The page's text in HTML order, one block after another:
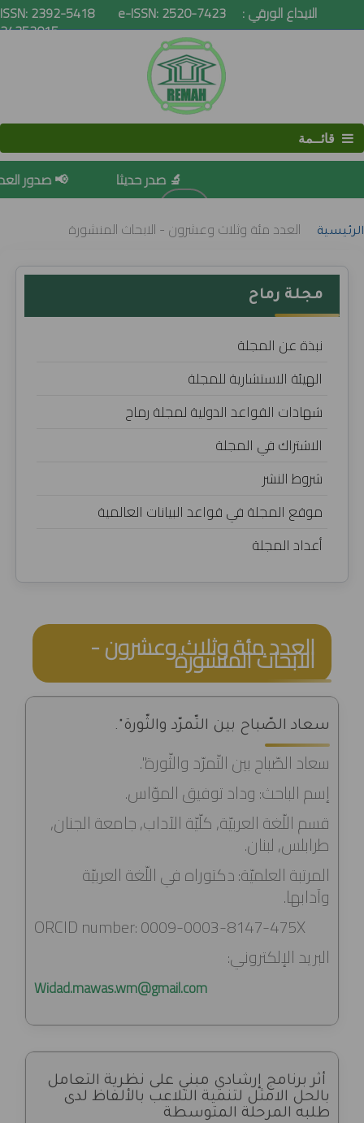
ISSN: 2392-5418 e-ISSN: 2520-7423 الايداع الورقي :
24352015
قائــمة
🔬 صدر حديثا 📢 صدور العدد
الرئيسية العدد مئة وثلاث وعشرون - الابحاث المنشورة
مجلة رماح
نبذة عن المجلة
الهيئة الاستشارية للمجلة
شهادات القواعد الدولية لمجلة رماح
الاشتراك في المجلة
شروط النشر
موقع المجلة في قواعد البيانات العالمية
أعداد المجلة
العدد مئة وثلاث وعشرون -
الابحاث المنشورة
سعاد الصّباح بين التّمرّد والثّورة".
سعاد الصّباح بين التّمرّد والثّورة".
إسم الباحث: وداد توفيق الموّاس.
قسم اللّغة العربيّة, كلّيّة الآداب, جامعة الجنان,
طرابلس, لبنان.
المرتبة العلميّة: دكتوراه في اللّغة العربيّة
وآدابها.
ORCID number: 0009-0003-8147-475X
البريد الإلكتروني:
Widad.mawas.wm@gmail.com
أثر برنامج إرشادي مبني على نظرية التعامل
بالحل الامثل لتنمية التلاعب بالألفاظ لدى
طلبه المرحلة المتوسطة